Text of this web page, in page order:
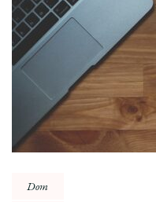
Nawigacja
wpisu
Dom